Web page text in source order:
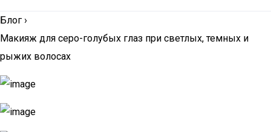
Блог ›
Макияж для серо-голубых глаз при светлых, темных и
рыжих волосах